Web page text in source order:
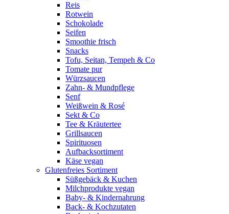
Reis
Rotwein
Schokolade
Seifen
Smoothie frisch
Snacks
Tofu, Seitan, Tempeh & Co
Tomate pur
Würzsaucen
Zahn- & Mundpflege
Senf
Weißwein & Rosé
Sekt & Co
Tee & Kräutertee
Grillsaucen
Spirituosen
Aufbacksortiment
Käse vegan
Glutenfreies Sortiment
Süßgebäck & Kuchen
Milchprodukte vegan
Baby- & Kindernahrung
Back- & Kochzutaten